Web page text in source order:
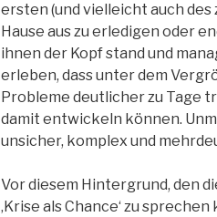
ersten (und vielleicht auch
Hause aus zu erledigen oder
ihnen der Kopf stand und
erleben, dass unter dem
Probleme deutlicher zu Tage
damit entwickeln können.
unsicher, komplex und
Vor diesem Hintergrund, den
‚Krise als Chance‘ zu